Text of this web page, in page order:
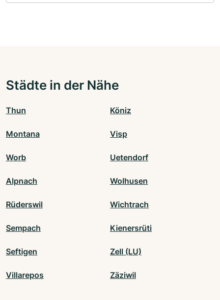
Städte in der Nähe
Thun Köniz
Montana Visp
Worb Uetendorf
Alpnach Wolhusen
Rüderswil Wichtrach
Sempach Kienersrüti
Seftigen Zell (LU)
Villarepos Zäziwil